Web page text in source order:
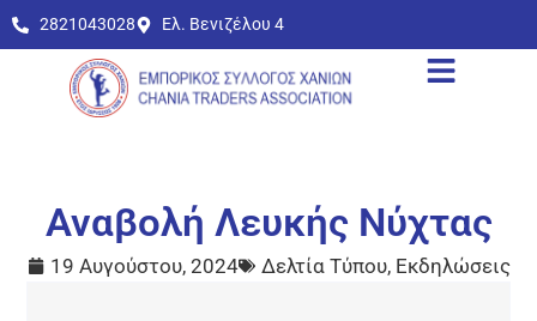
2821043028 Ελ. Βενιζέλου 4
Αναβολή Λευκής Νύχτας
19 Αυγούστου, 2024 Δελτία Τύπου, Εκδηλώσεις